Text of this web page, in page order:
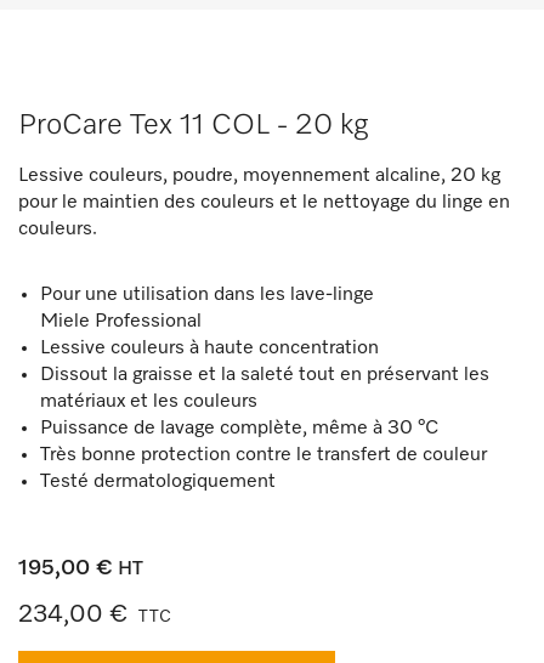
ProCare Tex 11 COL - 20 kg
Lessive couleurs, poudre, moyennement alcaline, 20 kg
pour le maintien des couleurs et le nettoyage du linge en
couleurs.
Pour une utilisation dans les lave-linge
Miele Professional
Lessive couleurs à haute concentration
Dissout la graisse et la saleté tout en préservant les
matériaux et les couleurs
Puissance de lavage complète, même à 30 °C
Très bonne protection contre le transfert de couleur
Testé dermatologiquement
195,00 € HT
234,00 € TTC